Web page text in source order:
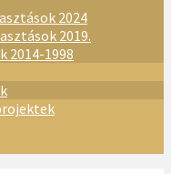
2024
2019.
2014-1998